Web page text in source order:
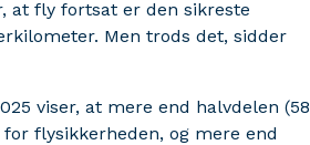
at fly fortsat er den sikreste
Men trods det, sidder
viser, at mere end halvdelen (58
flysikkerheden, og mere end